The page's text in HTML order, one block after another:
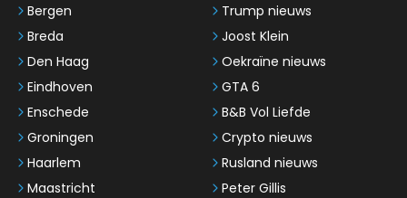
Bergen
Breda
Den Haag
Eindhoven
Enschede
Groningen
Haarlem
Maastricht
Trump nieuws
Joost Klein
Oekraïne nieuws
GTA 6
B&B Vol Liefde
Crypto nieuws
Rusland nieuws
Peter Gillis